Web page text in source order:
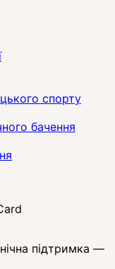
спорту
бачення
підтримка —